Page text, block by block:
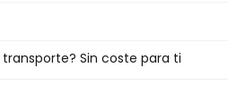
Sin coste para ti